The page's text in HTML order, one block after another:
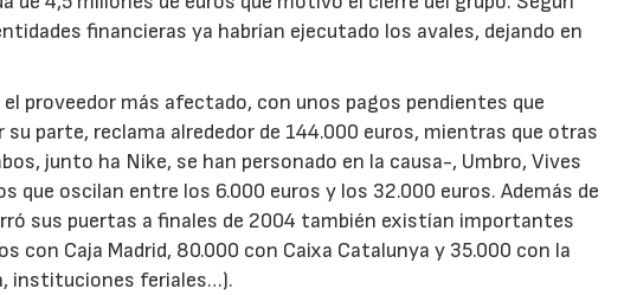
financieras ya habrían ejecutado los avales, dejando en
proveedor más afectado, con unos pagos pendientes que
parte, reclama alrededor de 144.000 euros, mientras que otras
junto ha Nike, se han personado en la causa-, Umbro, Vives
que oscilan entre los 6.000 euros y los 32.000 euros. Además de
sus puertas a finales de 2004 también existían importantes
con Caja Madrid, 80.000 con Caixa Catalunya y 35.000 con la
instituciones feriales…).